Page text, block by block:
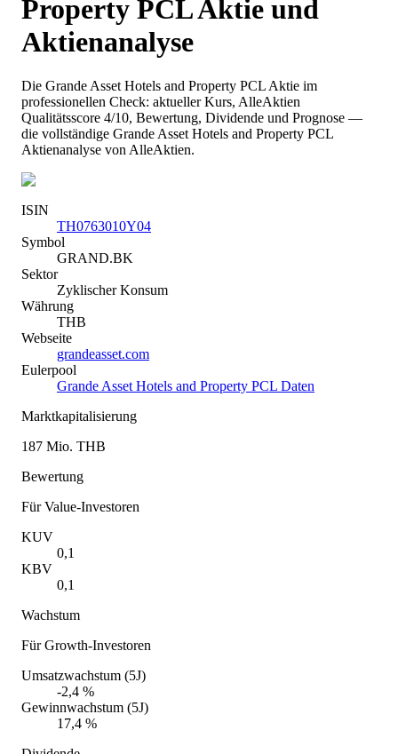
Property PCLAktie und
Aktienanalyse
Die Grande Asset Hotels and Property PCL Aktie im
professionellen Check: aktueller Kurs, AlleAktien
Qualitätsscore 4/10, Bewertung, Dividende und Prognose —
die vollständige Grande Asset Hotels and Property PCL
Aktienanalyse von AlleAktien.
ISIN
TH0763010Y04
Symbol
GRAND.BK
Sektor
Zyklischer Konsum
Währung
THB
Webseite
grandeasset.com
Eulerpool
Grande Asset Hotels and Property PCL Daten
Marktkapitalisierung
187 Mio. THB
Bewertung
Für Value-Investoren
KUV
0,1
KBV
0,1
Wachstum
Für Growth-Investoren
Umsatzwachstum (5J)
-2,4 %
Gewinnwachstum (5J)
17,4 %